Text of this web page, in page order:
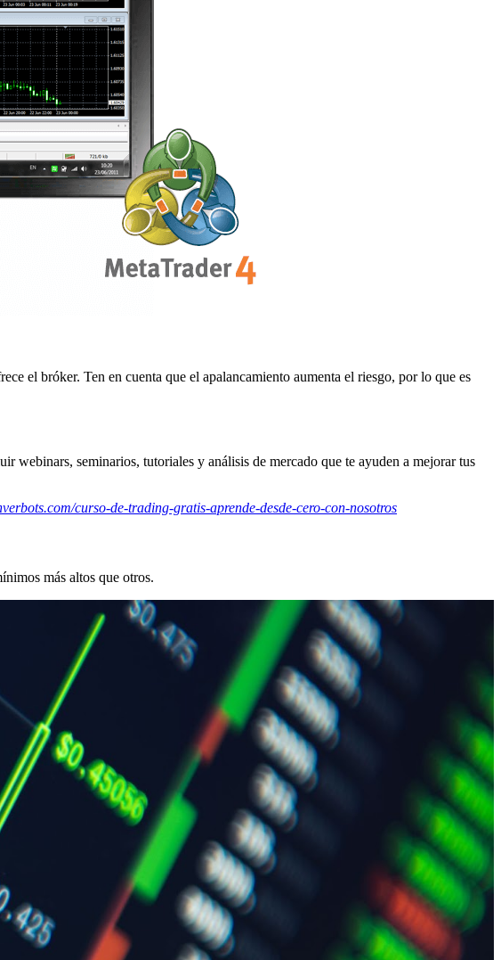
el bróker. Ten en cuenta que el apalancamiento aumenta el riesgo, por lo que es
webinars, seminarios, tutoriales y análisis de mercado que te ayuden a mejorar tus
curso-de-trading-gratis-aprende-desde-cero-con-nosotros
más altos que otros.